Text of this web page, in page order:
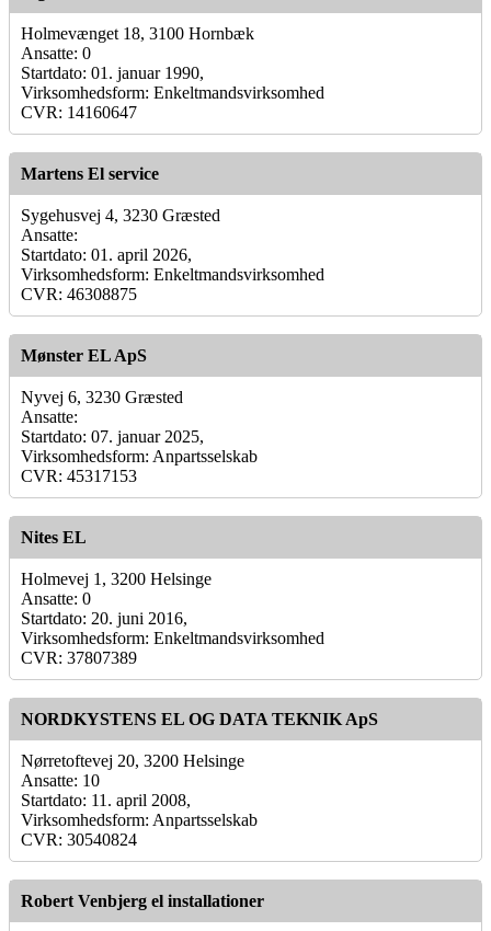
Holmevænget 18, 3100 Hornbæk
Ansatte: 0
Startdato: 01. januar 1990,
Virksomhedsform: Enkeltmandsvirksomhed
CVR: 14160647
Martens El service
Sygehusvej 4, 3230 Græsted
Ansatte:
Startdato: 01. april 2026,
Virksomhedsform: Enkeltmandsvirksomhed
CVR: 46308875
Mønster EL ApS
Nyvej 6, 3230 Græsted
Ansatte:
Startdato: 07. januar 2025,
Virksomhedsform: Anpartsselskab
CVR: 45317153
Nites EL
Holmevej 1, 3200 Helsinge
Ansatte: 0
Startdato: 20. juni 2016,
Virksomhedsform: Enkeltmandsvirksomhed
CVR: 37807389
NORDKYSTENS EL OG DATA TEKNIK ApS
Nørretoftevej 20, 3200 Helsinge
Ansatte: 10
Startdato: 11. april 2008,
Virksomhedsform: Anpartsselskab
CVR: 30540824
Robert Venbjerg el installationer